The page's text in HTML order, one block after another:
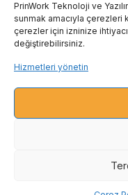
PrinWork Teknoloji ve
sunmak amacıyla çerezleri
çerezler için izninize
değiştirebilirsiniz.
Hizmetleri yönetin
PRINT ON DEMAND